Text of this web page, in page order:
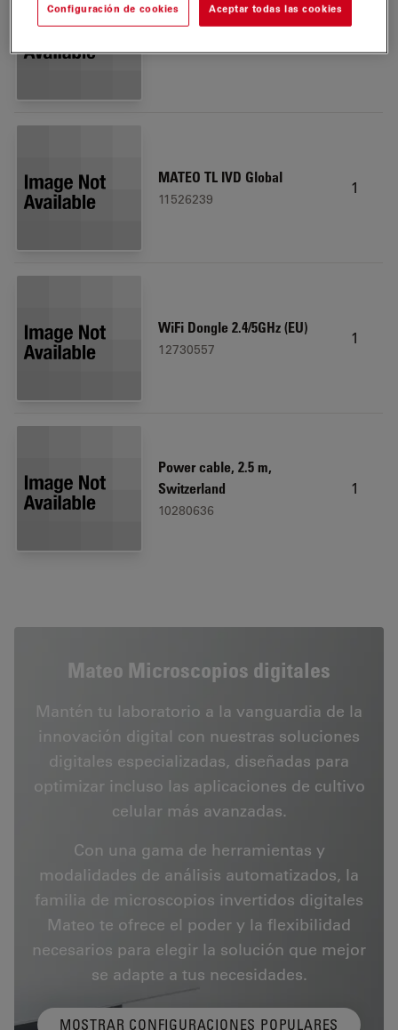
Confluency module
11526241
MATEO TL IVD Global
11526239
1
WiFi Dongle 2.4/5GHz (EU)
12730557
1
Power cable, 2.5 m,
Switzerland
10280636
1
Mateo Microscopios digitales
Mantén tu laboratorio a la vanguardia de la
innovación digital con nuestras soluciones
digitales especializadas, diseñadas para
optimizar incluso las aplicaciones de cultivo
celular más avanzadas.
Con una gama de herramientas y
modalidades de análisis automatizados, la
familia de microscopios invertidos digitales
Mateo te ofrece el poder y la flexibilidad
necesarios para elegir la solución que mejor
se adapte a tus necesidades.
MOSTRAR CONFIGURACIONES POPULARES
Configuración de cookies Aceptar todas las cookies